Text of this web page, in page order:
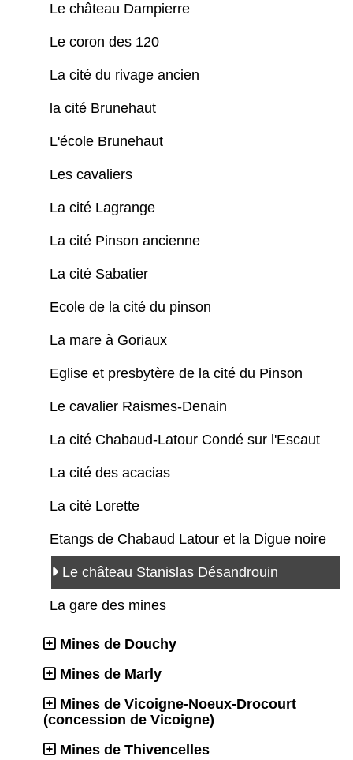
Le château Dampierre
Le coron des 120
La cité du rivage ancien
la cité Brunehaut
L'école Brunehaut
Les cavaliers
La cité Lagrange
La cité Pinson ancienne
La cité Sabatier
Ecole de la cité du pinson
La mare à Goriaux
Eglise et presbytère de la cité du Pinson
Le cavalier Raismes-Denain
La cité Chabaud-Latour Condé sur l'Escaut
La cité des acacias
La cité Lorette
Etangs de Chabaud Latour et la Digue noire
Le château Stanislas Désandrouin
La gare des mines
Mines de Douchy
Mines de Marly
Mines de Vicoigne-Noeux-Drocourt
(concession de Vicoigne)
Mines de Thivencelles